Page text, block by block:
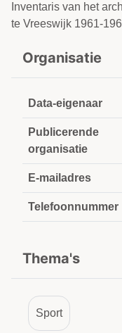
Inventaris van het
te Vreeswijk 1961-
Organisatie
Data-eigenaar
Publicerende
organisatie
E-mailadres
Telefoonnummer
Thema's
Sport